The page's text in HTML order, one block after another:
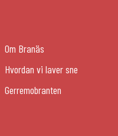
Om Branäs
Hvordan vi laver sne
Gerremobranten